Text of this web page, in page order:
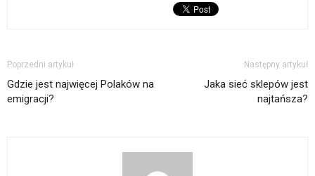
Poprzedni artykuł
Gdzie jest najwięcej Polaków na
emigracji?
Następny artykuł
Jaka sieć sklepów jest
najtańsza?